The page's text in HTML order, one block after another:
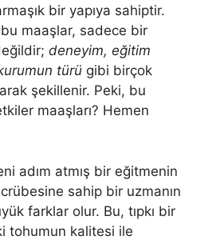
bir yapıya sahiptir.
maaşlar, sadece bir
deneyim, eğitim
türü gibi birçok
şekillenir. Peki, bu
maaşları? Hemen
adım atmış bir eğitmenin
sahip bir uzmanın
farklar olur. Bu, tıpkı bir
tohumun kalitesi ile